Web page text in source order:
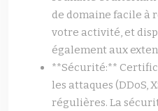
de domaine facile à
votre activité, et
également aux
**Sécurité:**
les attaques (DDoS,
régulières. La